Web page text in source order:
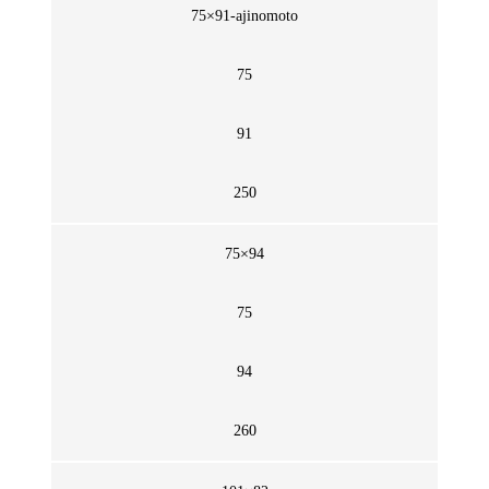
75×91-ajinomoto
75
91
250
75×94
75
94
260